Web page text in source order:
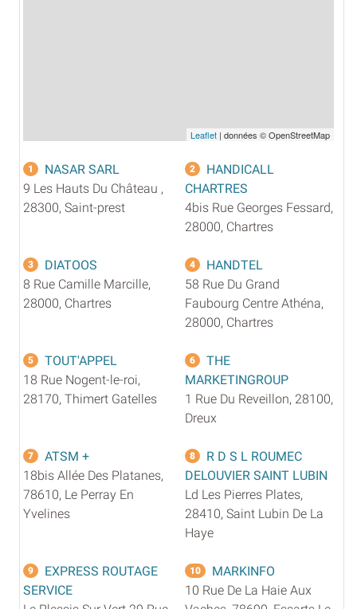
Leaflet | données © OpenStreetMap
1
NASAR SARL
9 Les Hauts Du Château ,
28300, Saint-prest
2
HANDICALL
CHARTRES
4bis Rue Georges Fessard,
28000, Chartres
3
DIATOOS
8 Rue Camille Marcille,
28000, Chartres
4
HANDTEL
58 Rue Du Grand
Faubourg Centre Athéna,
28000, Chartres
5
TOUT'APPEL
18 Rue Nogent-le-roi,
28170, Thimert Gatelles
6
THE
MARKETINGROUP
1 Rue Du Reveillon, 28100,
Dreux
7
ATSM +
18bis Allée Des Platanes,
78610, Le Perray En
Yvelines
8
R D S L ROUMEC
DELOUVIER SAINT LUBIN
Ld Les Pierres Plates,
28410, Saint Lubin De La
Haye
9
EXPRESS ROUTAGE
SERVICE
10
MARKINFO
10 Rue De La Haie Aux